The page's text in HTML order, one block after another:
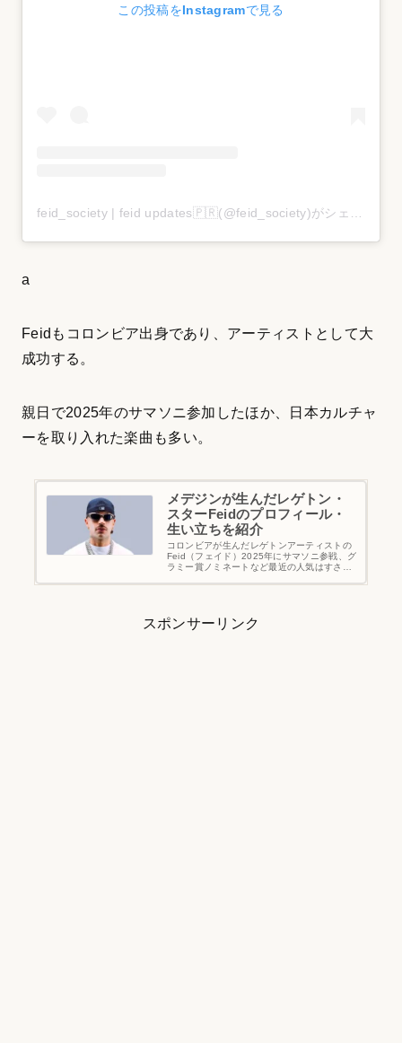
この投稿をInstagramで見る
a
Feidもコロンビア出身であり、アーティストとして大
成功する。
親日で2025年のサマソニ参加したほか、日本カルチャ
ーを取り入れた楽曲も多い。
メデジンが生んだレゲトン・
スターFeidのプロフィール・
生い立ちを紹介
コロンビアが生んだレゲトンアーティストの
Feid（フェイド）2025年にサマソニ参戦、グ
ラミー賞ノミネートなど最近の人気はすさま
っても過言ではない。そんな近年ますます大
スポンサーリンク